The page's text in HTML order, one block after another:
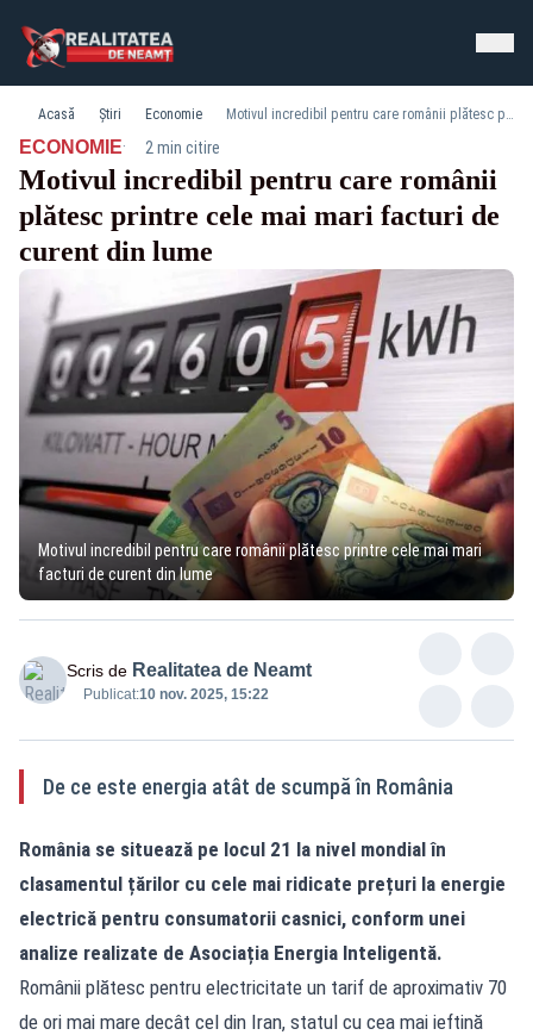
Acasă Știri Economie Motivul incredibil pentru care românii plătesc printre cele mai mari facturi de curent din lume
ECONOMIE· 2 min citire
Motivul incredibil pentru care românii
plătesc printre cele mai mari facturi de
curent din lume
Motivul incredibil pentru care românii plătesc printre cele mai mari
facturi de curent din lume
Scris de Realitatea de Neamt
Publicat:10 nov. 2025, 15:22
De ce este energia atât de scumpă în România
România se situează pe locul 21 la nivel mondial în
clasamentul țărilor cu cele mai ridicate prețuri la energie
electrică pentru consumatorii casnici, conform unei
analize realizate de Asociația Energia Inteligentă.
Românii plătesc pentru electricitate un tarif de aproximativ 70
de ori mai mare decât cel din Iran, statul cu cea mai ieftină